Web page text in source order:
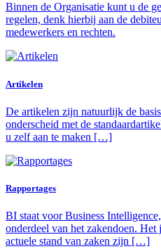
Binnen de Organisatie kunt u de
regelen, denk hierbij aan de
medewerkers en rechten.
Artikelen
De artikelen zijn natuurlijk de
onderscheid met de
u zelf aan te maken […]
Rapportages
BI staat voor Business
onderdeel van het zakendoen.
actuele stand van zaken zijn […]